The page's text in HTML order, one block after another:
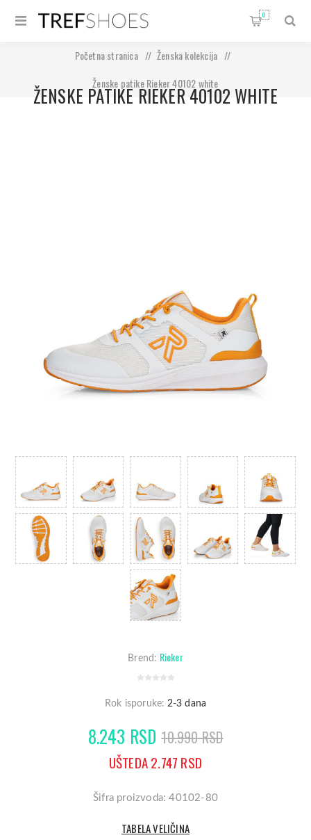
0
Početna stranica / Ženska kolekcija
/
Ženske patike Rieker 40102 white
ŽENSKE PATIKE RIEKER 40102 WHITE
Brend: Rieker
Rok isporuke: 2-3 dana
8.243 RSD 10.990 RSD
UŠTEDA 2.747 RSD
Šifra proizvoda: 40102-80
TABELA VELIČINA